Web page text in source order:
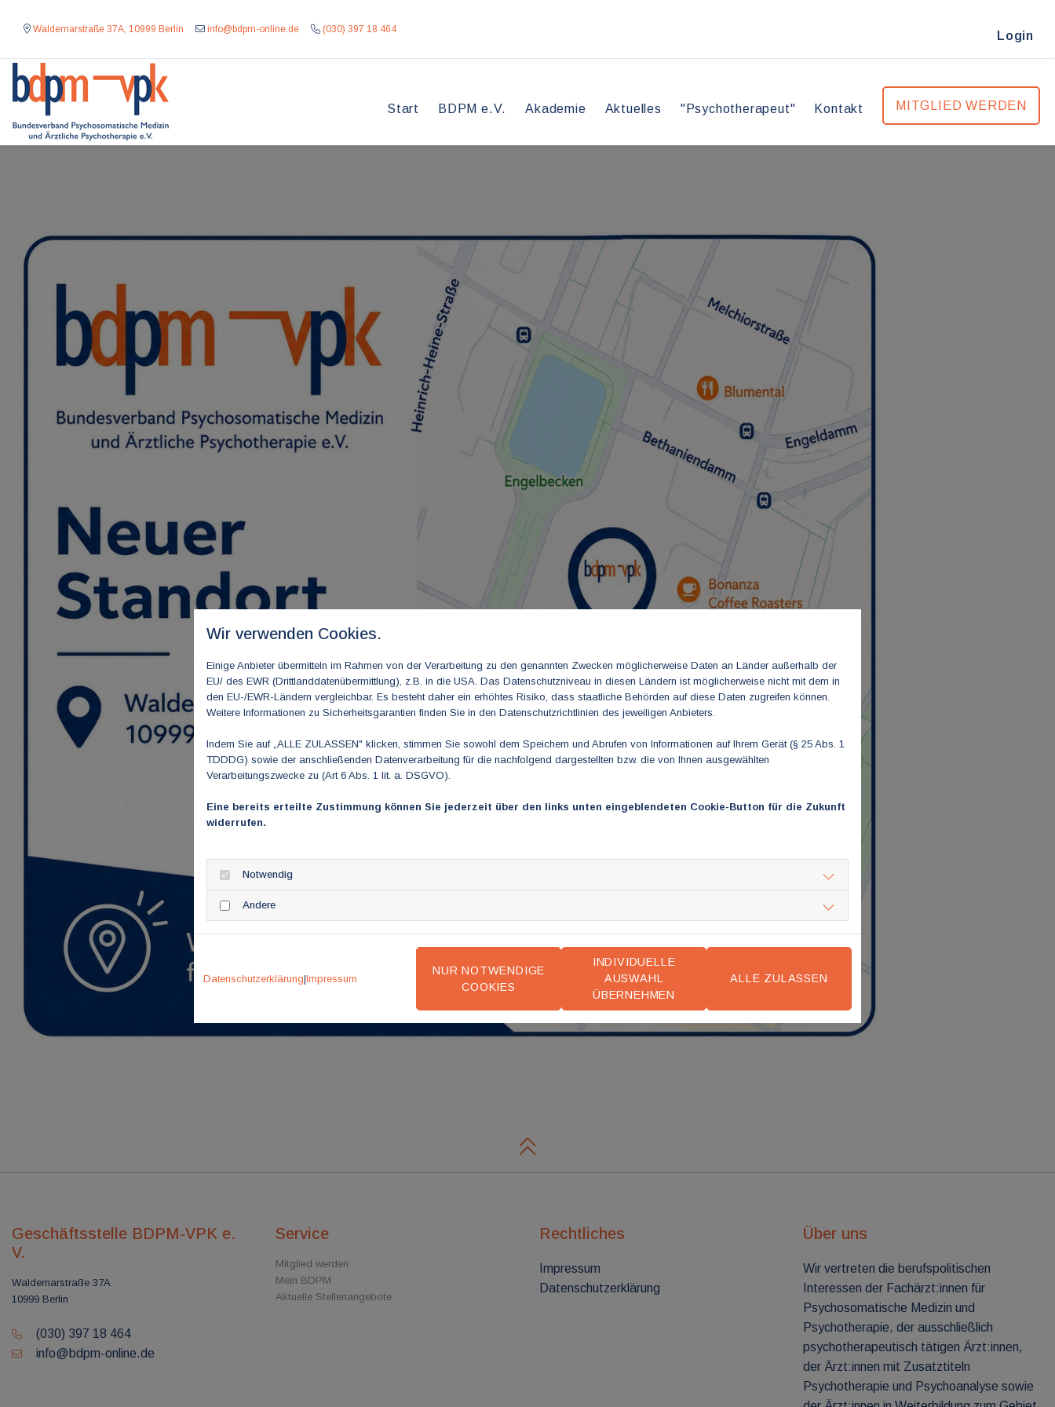
Waldemarstraße 37A, 10999 Berlin info@bdpm-online.de (030) 397 18 464
Login
Start BDPM e.V. Akademie Aktuelles "Psychotherapeut" Kontakt MITGLIED WERDEN
Geschäftsstelle BDPM-VPK e.
V.
Waldemarstraße 37A
10999 Berlin
(030) 397 18 464
info@bdpm-online.de
Service
Mitglied werden
Mein BDPM
Aktuelle Stellenangebote
Rechtliches
Impressum
Datenschutzerklärung
Über uns
Wir vertreten die berufspolitischen
Interessen der Fachärzt:innen für
Psychosomatische Medizin und
Psychotherapie, der ausschließlich
psychotherapeutisch tätigen Ärzt:innen,
der Ärzt:innen mit Zusatztiteln
Psychotherapie und Psychoanalyse sowie
Wir verwenden Cookies.
Einige Anbieter übermitteln im Rahmen von der Verarbeitung zu den genannten Zwecken möglicherweise Daten an Länder außerhalb der
EU/ des EWR (Drittlanddatenübermittlung), z.B. in die USA. Das Datenschutzniveau in diesen Ländern ist möglicherweise nicht mit dem in
den EU-/EWR-Ländern vergleichbar. Es besteht daher ein erhöhtes Risiko, dass staatliche Behörden auf diese Daten zugreifen können.
Weitere Informationen zu Sicherheitsgarantien finden Sie in den Datenschutzrichtlinien des jeweiligen Anbieters.
Indem Sie auf „ALLE ZULASSEN" klicken, stimmen Sie sowohl dem Speichern und Abrufen von Informationen auf Ihrem Gerät (§ 25 Abs. 1
TDDDG) sowie der anschließenden Datenverarbeitung für die nachfolgend dargestellten bzw. die von Ihnen ausgewählten
Verarbeitungszwecke zu (Art 6 Abs. 1 lit. a. DSGVO).
Eine bereits erteilte Zustimmung können Sie jederzeit über den links unten eingeblendeten Cookie-Button für die Zukunft
widerrufen.
Notwendig
Andere
Datenschutzerklärung|Impressum
NUR NOTWENDIGE
COOKIES
INDIVIDUELLE
AUSWAHL
ÜBERNEHMEN
ALLE ZULASSEN